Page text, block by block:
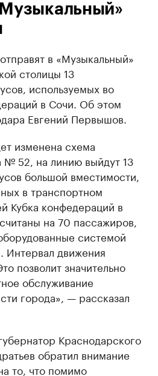
в «Музыкальный»
столицы 13
используемых во
в Сочи. Об этом
Евгений Первышов.
изменена схема
52, на линию выйдут 13
большой вместимости,
в транспортном
Кубка конфедераций в
на 70 пассажиров,
системой
Интервал движения
позволит значительно
обслуживание
города», — рассказал
Краснодарского
обратил внимание
то, что помимо